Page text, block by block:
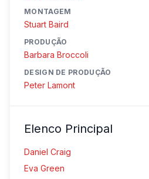
MONTAGEM
Stuart Baird
PRODUÇÃO
Barbara Broccoli
DESIGN DE PRODUÇÃO
Peter Lamont
Elenco Principal
Daniel Craig
Eva Green